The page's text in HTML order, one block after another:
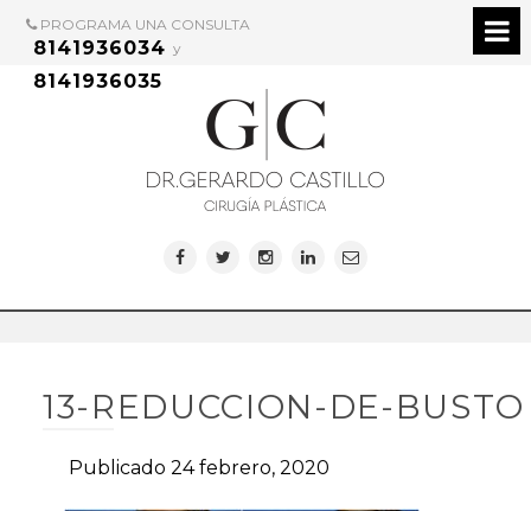
PROGRAMA UNA CONSULTA
8141936034 y
8141936035
13-REDUCCION-DE-BUSTO
Publicado 24 febrero, 2020